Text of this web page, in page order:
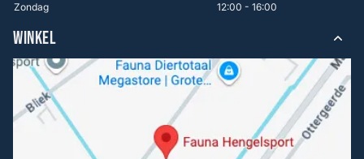
Zondag
12:00 - 16:00
WINKEL